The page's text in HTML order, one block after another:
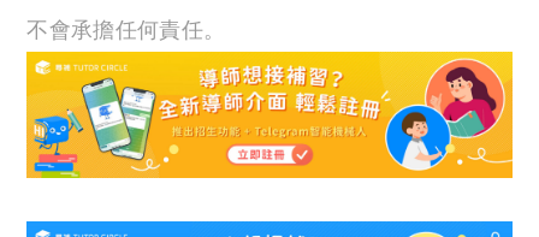
不會承擔任何責任。